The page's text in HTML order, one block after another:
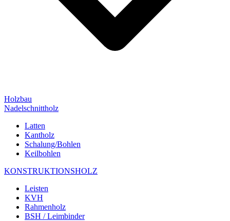
Holzbau
Nadelschnittholz
Latten
Kantholz
Schalung/Bohlen
Keilbohlen
KONSTRUKTIONSHOLZ
Leisten
KVH
Rahmenholz
BSH / Leimbinder